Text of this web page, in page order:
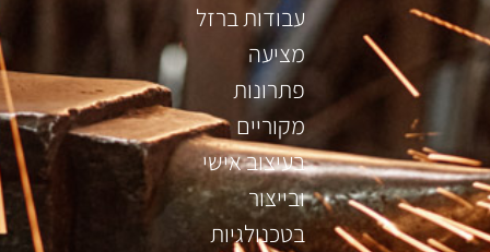
עבודות ברזל
מציעה
פתרונות
מקוריים
בעיצוב אישי
ובייצור
בטכנולגיות